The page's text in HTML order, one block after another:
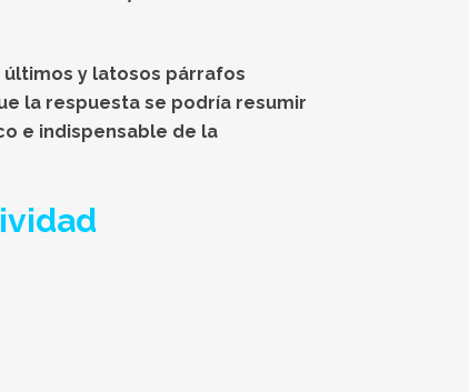
y latosos párrafos
la respuesta se podría resumir
e indispensable de la